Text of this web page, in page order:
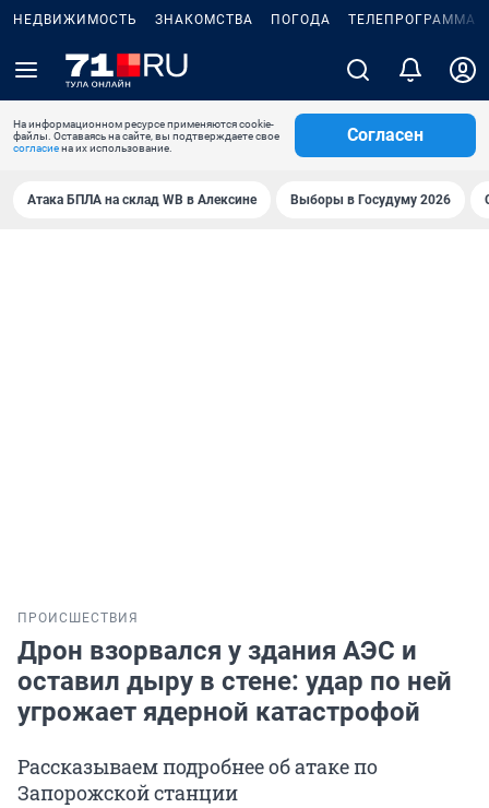
НЕДВИЖИМОСТЬ ЗНАКОМСТВА ПОГОДА ТЕЛЕПРОГРАММА
На информационном ресурсе применяются cookie-
файлы. Оставаясь на сайте, вы подтверждаете свое
согласиена их использование.
Согласен
Атака БПЛА на склад WB в Алексине Выборы в Госудуму 2026
ПРОИСШЕСТВИЯ
Дрон взорвался у здания АЭС и
оставил дыру в стене: удар по ней
угрожает ядерной катастрофой
Рассказываем подробнее об атаке по
Запорожской станции